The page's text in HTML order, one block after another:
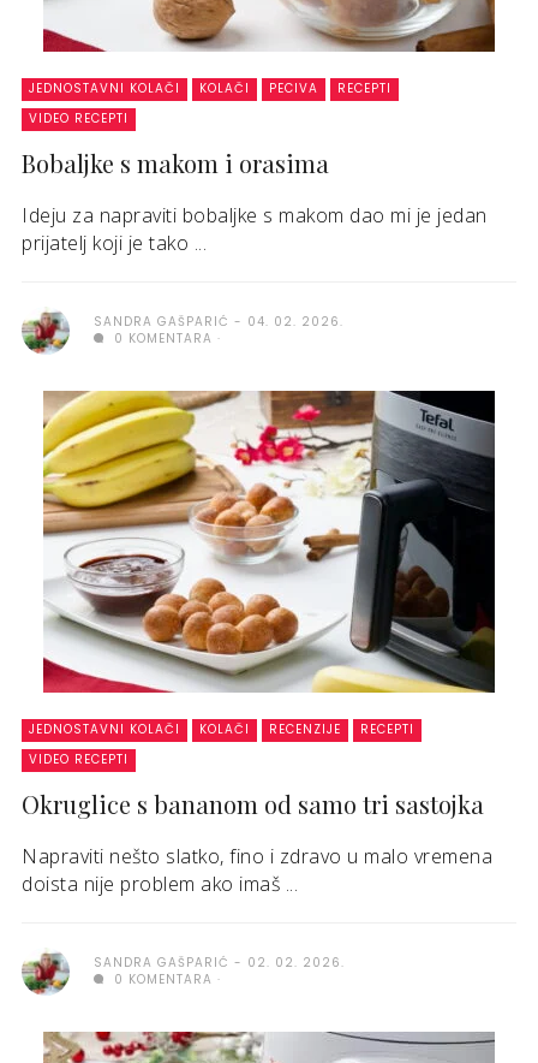
JEDNOSTAVNI KOLAČI KOLAČI PECIVA
RECEPTI
VIDEO RECEPTI
Bobaljke s makom i orasima
Ideju za napraviti bobaljke s makom dao mi je jedan
prijatelj koji je tako ...
SANDRA GAŠPARIĆ
04. 02. 2026.
0 KOMENTARA
JEDNOSTAVNI KOLAČI KOLAČI RECENZIJE
RECEPTI
VIDEO RECEPTI
Okruglice s bananom od samo tri sastojka
Napraviti nešto slatko, fino i zdravo u malo vremena
doista nije problem ako imaš ...
SANDRA GAŠPARIĆ
02. 02. 2026.
0 KOMENTARA